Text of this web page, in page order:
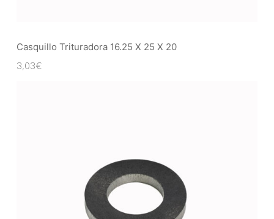
Casquillo Trituradora 16.25 X 25 X 20
3,03€